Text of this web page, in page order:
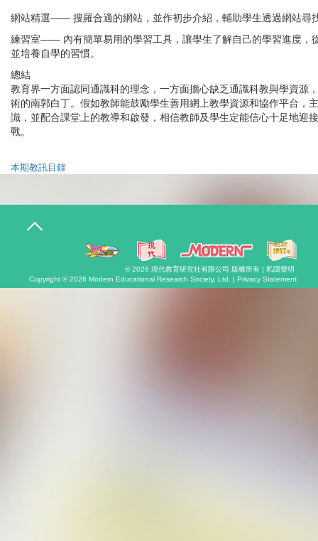
網站精選—— 搜羅合適的網站，並作初步介紹，輔助學生透過網站尋
練習室—— 內有簡單易用的學習工具，讓學生了解自己的學習進度，
並培養自學的習慣。
總結
教育界一方面認同通識科的理念，一方面擔心缺乏通識科教與學資源
術的南郭白丁。假如教師能鼓勵學生善用網上教學資源和協作平台，
識，並配合課堂上的教導和啟發，相信教師及學生定能信心十足地迎
戰。
本期教訊目錄
T
n
© 2026 現代教育研究社有限公司 ·版權所有 | 私隱聲明
Copyright © 2026 Modern Educational Research Society, Ltd. | Privacy Statement